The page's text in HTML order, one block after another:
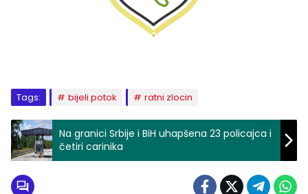
Tags: bijeli potok ratni zlocin
Na granici Srbije i BiH uhapšena 23 policajca i
četiri carinika